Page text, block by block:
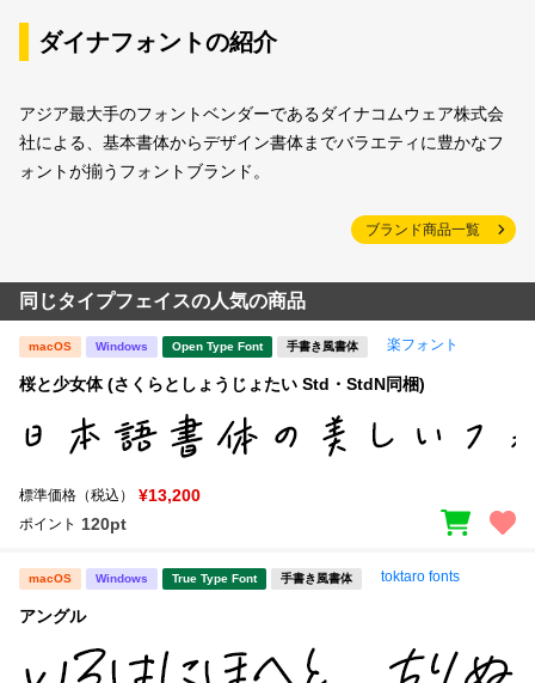
ダイナフォントの紹介
アジア最大手のフォントベンダーであるダイナコムウェア株式会
社による、基本書体からデザイン書体までバラエティに豊かなフ
ォントが揃うフォントブランド。
ブランド商品一覧
同じタイプフェイスの人気の商品
macOS Windows Open Type Font 手書き風書体 楽フォント
桜と少女体 (さくらとしょうじょたい Std・StdN同梱)
標準価格（税込） ¥13,200
ポイント 120pt
macOS Windows True Type Font 手書き風書体 toktaro fonts
アングル